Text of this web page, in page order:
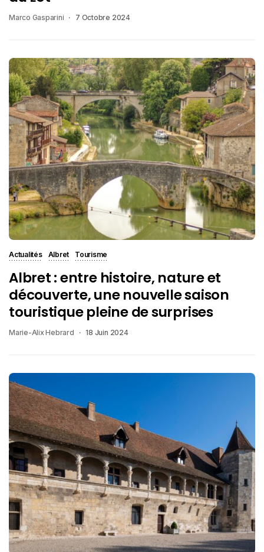
Marco Gasparini 7 Octobre 2024
Actualités Albret Tourisme
Albret : entre histoire, nature et
découverte, une nouvelle saison
touristique pleine de surprises
Marie-Alix Hebrard 18 Juin 2024